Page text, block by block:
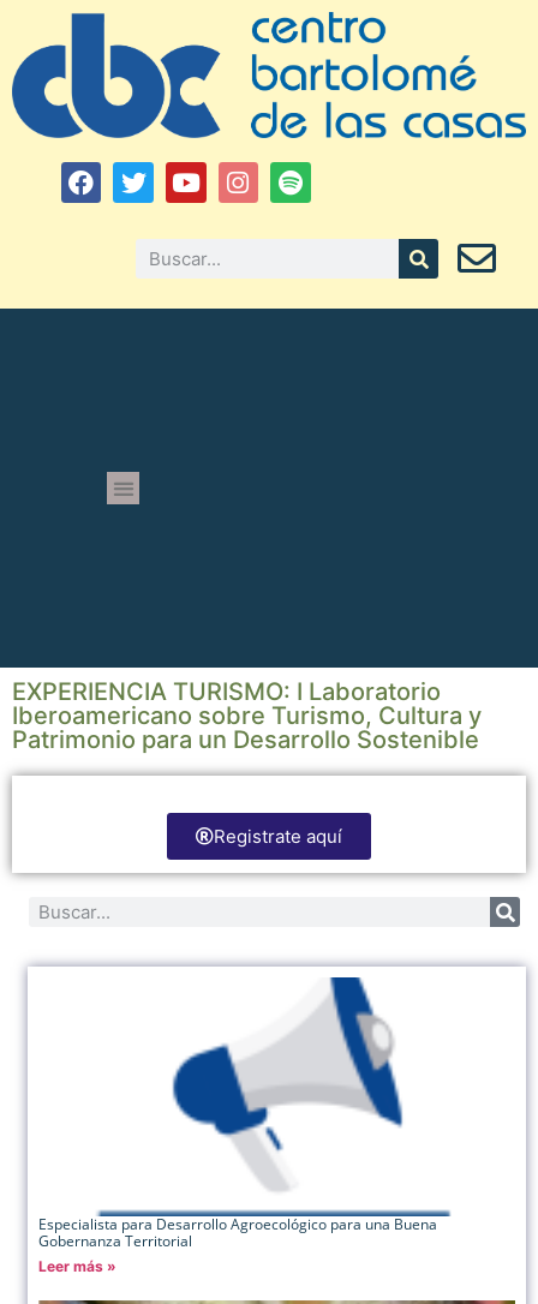
EXPERIENCIA TURISMO: I Laboratorio
Iberoamericano sobre Turismo, Cultura y
Patrimonio para un Desarrollo Sostenible
Registrate aquí
Especialista para Desarrollo Agroecológico para una Buena
Gobernanza Territorial
Leer más »